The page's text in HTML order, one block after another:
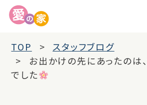
TOP
スタッフブログ
お出かけの先にあったのは
でした